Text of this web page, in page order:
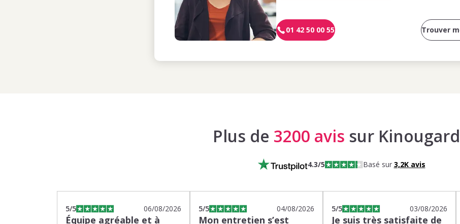
01 42 50 00 55 Trouver
Plus de 3200 avis sur
4.3/5 Basé sur 3,2Kavis
5/5 06/08/2026
Équipe agréable et à
5/5 04/08/2026
Mon entretien s’est
5/5 03/08/2026
Je suis très satisfaite de